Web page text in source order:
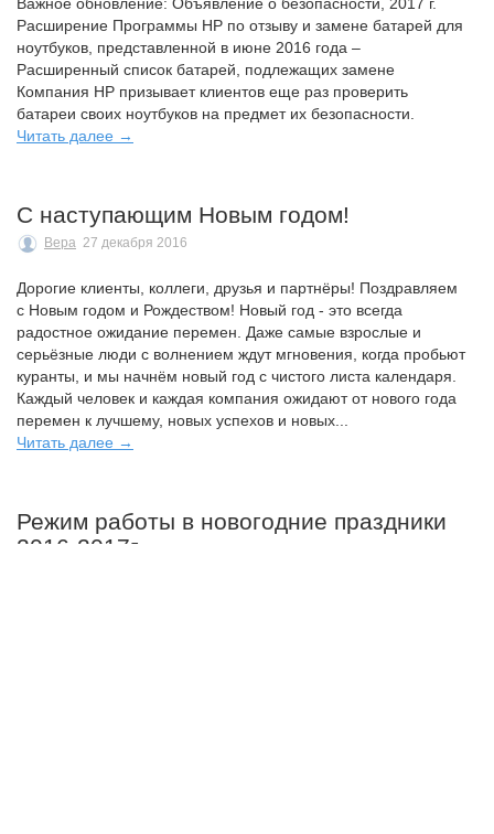
Расширение Программы HP по отзыву и замене батарей для
ноутбуков, представленной в июне 2016 года –
Расширенный список батарей, подлежащих замене
Компания HP призывает клиентов еще раз проверить
батареи своих ноутбуков на предмет их безопасности.
Читать далее →
С наступающим Новым годом!
Вера 27 декабря 2016
Дорогие клиенты, коллеги, друзья и партнёры! Поздравляем
с Новым годом и Рождеством! Новый год - это всегда
радостное ожидание перемен. Даже самые взрослые и
серьёзные люди с волнением ждут мгновения, когда пробьют
куранты, и мы начнём новый год с чистого листа календаря.
Каждый человек и каждая компания ожидают от нового года
перемен к лучшему, новых успехов и новых...
Читать далее →
Режим работы в новогодние праздники
2016-2017г.